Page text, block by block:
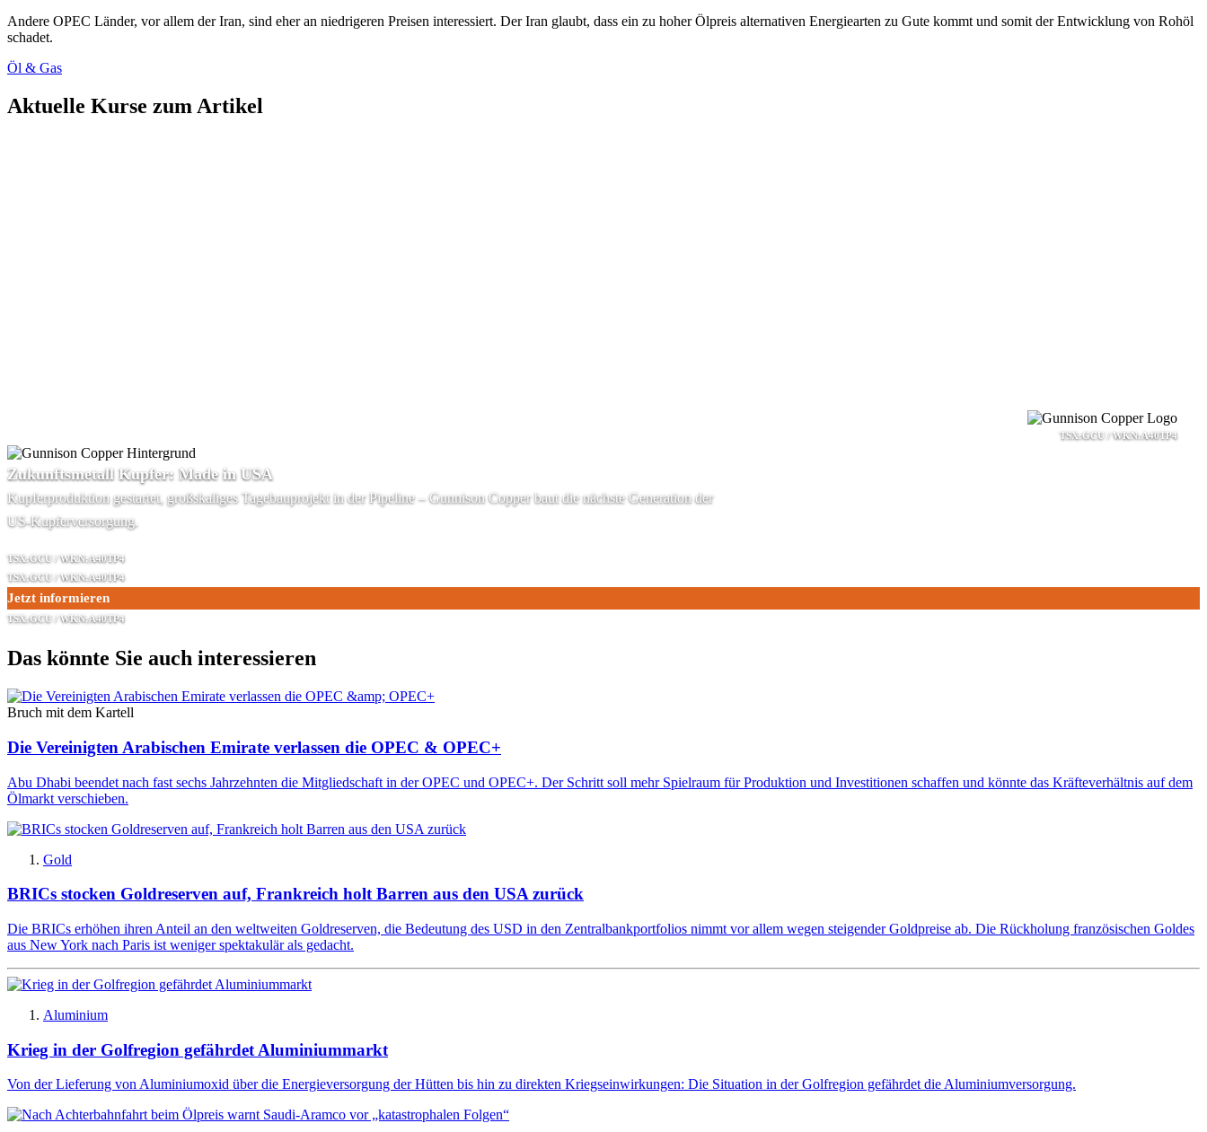
Andere OPEC Länder, vor allem der Iran, sind eher an niedrigeren Preisen interessiert. Der Iran glaubt, dass ein zu hoher Ölpreis alternativen Energiearten zu Gute kommt und somit der Entwicklung von Rohöl
schadet.
Öl & Gas
Aktuelle Kurse zum Artikel
TSX:GCU / WKN:A40TP4
Zukunftsmetall Kupfer: Made in USA
Kupferproduktion gestartet, großskaliges Tagebauprojekt in der Pipeline – Gunnison Copper baut die nächste Generation der
US-Kupferversorgung.
TSX:GCU / WKN:A40TP4
TSX:GCU / WKN:A40TP4
Jetzt informieren
TSX:GCU / WKN:A40TP4
Das könnte Sie auch interessieren
Bruch mit dem Kartell
Die Vereinigten Arabischen Emirate verlassen die OPEC & OPEC+
Abu Dhabi beendet nach fast sechs Jahrzehnten die Mitgliedschaft in der OPEC und OPEC+. Der Schritt soll mehr Spielraum für Produktion und Investitionen schaffen und könnte das Kräfteverhältnis auf dem
Ölmarkt verschieben.
Gold
BRICs stocken Goldreserven auf, Frankreich holt Barren aus den USA zurück
Die BRICs erhöhen ihren Anteil an den weltweiten Goldreserven, die Bedeutung des USD in den Zentralbankportfolios nimmt vor allem wegen steigender Goldpreise ab. Die Rückholung französischen Goldes
aus New York nach Paris ist weniger spektakulär als gedacht.
Aluminium
Krieg in der Golfregion gefährdet Aluminiummarkt
Von der Lieferung von Aluminiumoxid über die Energieversorgung der Hütten bis hin zu direkten Kriegseinwirkungen: Die Situation in der Golfregion gefährdet die Aluminiumversorgung.